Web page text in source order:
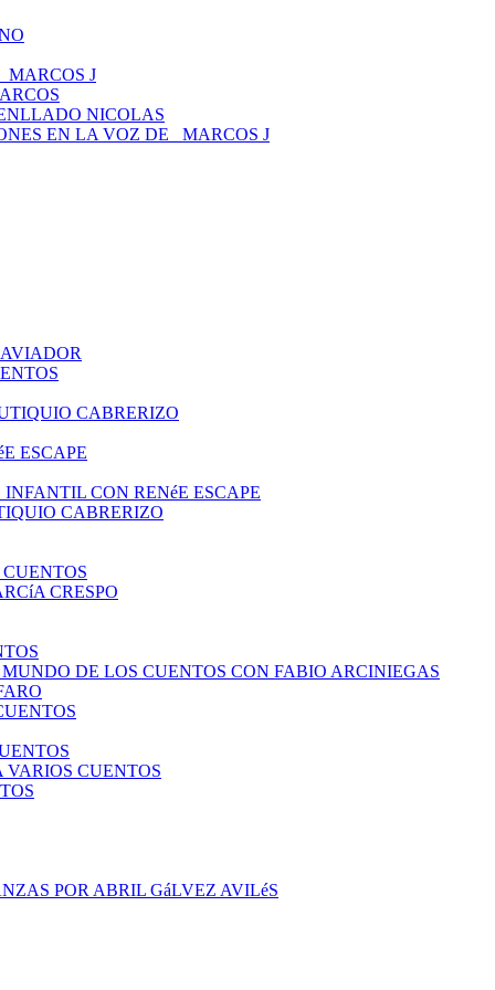
J
NICOLAS
EN LA VOZ DE _MARCOS J
AVIADOR
CABRERIZO
ESCAPE
INFANTIL CON RENéE ESCAPE
CABRERIZO
CRESPO
DE LOS CUENTOS CON FABIO ARCINIEGAS
VARIOS CUENTOS
POR ABRIL GáLVEZ AVILéS